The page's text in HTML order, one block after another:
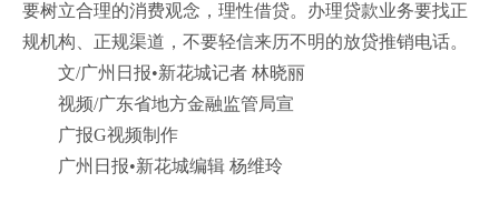
要树立合理的消费观念，理性借贷。办理贷款业务要找正
规机构、正规渠道，不要轻信来历不明的放贷推销电话。
文/广州日报•新花城记者 林晓丽
视频/广东省地方金融监管局宣
广报G视频制作
广州日报•新花城编辑 杨维玲